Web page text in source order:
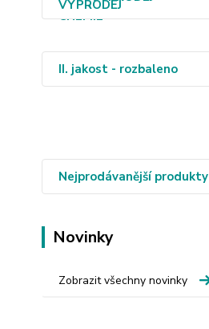
II. jakost - rozbaleno
Nejprodávanější produkty
Novinky
Zobrazit všechny novinky